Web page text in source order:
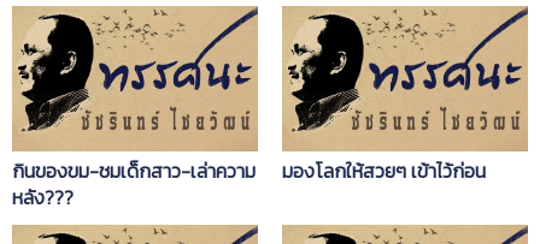
กินของขม-ชมเด็กสาว-เล่าความ
หลัง???
มองโลกให้สวยๆ เข้าไว้ก่อน